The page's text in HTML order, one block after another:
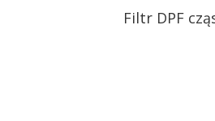
Filtr DPF